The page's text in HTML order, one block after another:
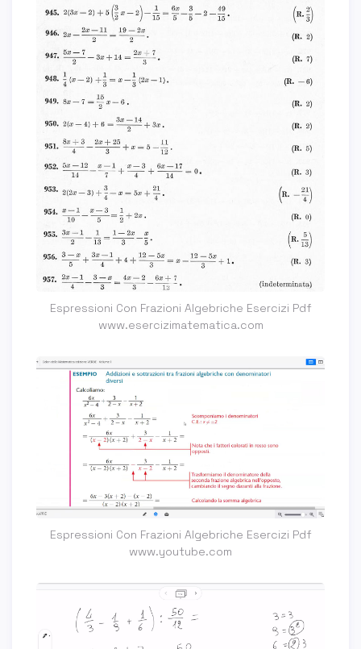
Espressioni Con Frazioni Algebriche Esercizi Pdf
www.esercizimatematica.com
Espressioni Con Frazioni Algebriche Esercizi Pdf
www.youtube.com